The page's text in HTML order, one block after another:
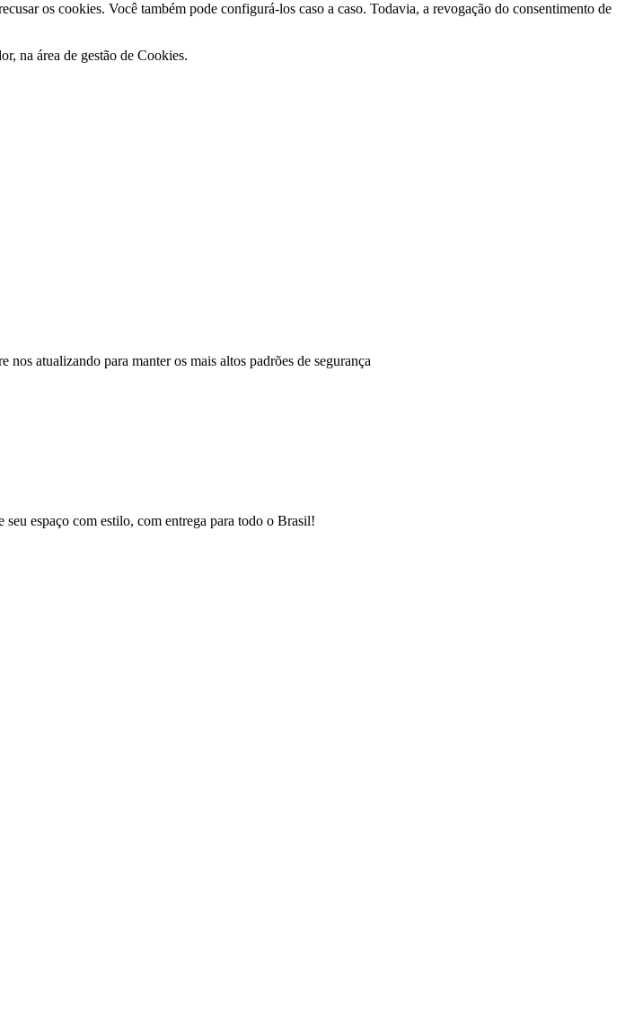
os cookies. Você também pode configurá-los caso a caso. Todavia, a revogação do consentimento de
na área de gestão de Cookies.
atualizando para manter os mais altos padrões de segurança
espaço com estilo, com entrega para todo o Brasil!